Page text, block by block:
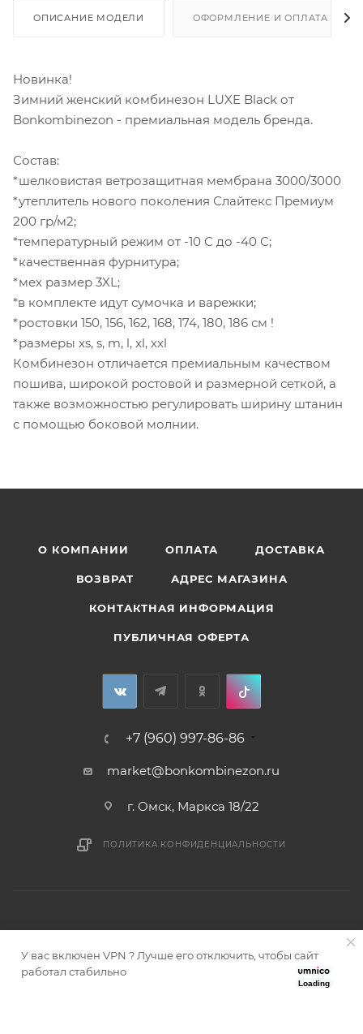
ОПИСАНИЕ МОДЕЛИ ОФОРМЛЕНИЕ И ОПЛАТА
Новинка!
Зимний женский комбинезон LUXE Black от
Bonkombinezon - премиальная модель бренда.
Состав:
*шелковистая ветрозащитная мембрана 3000/3000
*утеплитель нового поколения Слайтекс Премиум
200 гр/м2;
*температурный режим от -10 С до -40 С;
*качественная фурнитура;
*мех размер 3XL;
*в комплекте идут сумочка и варежки;
*ростовки 150, 156, 162, 168, 174, 180, 186 см !
*размеры xs, s, m, l, xl, xxl
Комбинезон отличается премиальным качеством
пошива, широкой ростовой и размерной сеткой, а
также возможностью регулировать ширину штанин
с помощью боковой молнии.
О КОМПАНИИ ОПЛАТА ДОСТАВКА
ВОЗВРАТ АДРЕС МАГАЗИНА
КОНТАКТНАЯ ИНФОРМАЦИЯ
ПУБЛИЧНАЯ ОФЕРТА
+7 (960) 997-86-86
market@bonkombinezon.ru
г. Омск, Маркса 18/22
ПОЛИТИКА КОНФИДЕНЦИАЛЬНОСТИ
2026 © Bonkombinezon- зимние комбинезоны из Сибири
Loading
У вас включен VPN ? Лучше его отключить, чтобы сайт
работал стабильно